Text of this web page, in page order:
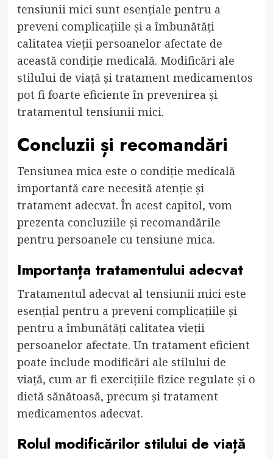
tensiunii mici sunt esențiale pentru a
preveni complicațiile și a îmbunătăți
calitatea vieții persoanelor afectate de
această condiție medicală. Modificări ale
stilului de viață și tratament medicamentos
pot fi foarte eficiente în prevenirea și
tratamentul tensiunii mici.
Concluzii și recomandări
Tensiunea mica este o condiție medicală
importantă care necesită atenție și
tratament adecvat. În acest capitol, vom
prezenta concluziile și recomandările
pentru persoanele cu tensiune mica.
Importanța tratamentului adecvat
Tratamentul adecvat al tensiunii mici este
esențial pentru a preveni complicațiile și
pentru a îmbunătăți calitatea vieții
persoanelor afectate. Un tratament eficient
poate include modificări ale stilului de
viață, cum ar fi exercițiile fizice regulate și o
dietă sănătoasă, precum și tratament
medicamentos adecvat.
Rolul modificărilor stilului de viață